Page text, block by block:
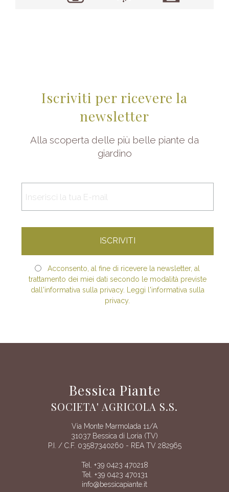
Iscriviti per ricevere la
newsletter
Alla scoperta delle più belle piante da
giardino
Acconsento, al fine di ricevere la newsletter, al
trattamento dei miei dati secondo le modalità previste
dall'informativa sulla privacy. Leggi l'informativa sulla
privacy.
Bessica Piante
SOCIETA' AGRICOLA S.S.
Via Monte Marmolada 11/A
31037 Bessica di Loria (TV)
P.I. / C.F. 03587340260 - REA TV 282965
Tel. +39 0423 470218
Tel. +39 0423 470131
info@bessicapiante.it